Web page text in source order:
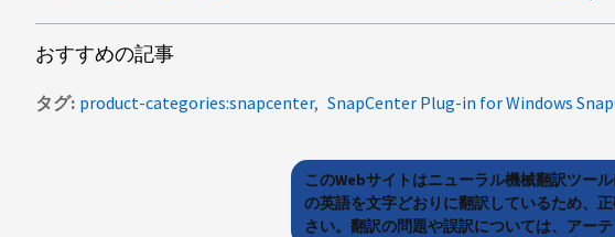
おすすめの記事
タグ product-categories:snapcenter SnapCenter Plug-in for Windows
このWebサイトはニューラル機械翻訳ツー
の英語を文字どおりに翻訳しているため、
さい。翻訳の問題や誤訳については、アー